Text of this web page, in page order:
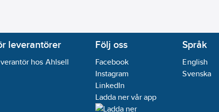
leverantörer
hos Ahlsell
Följ oss
Facebook
Instagram
LinkedIn
Ladda ner vår app
Språk
English
Svenska